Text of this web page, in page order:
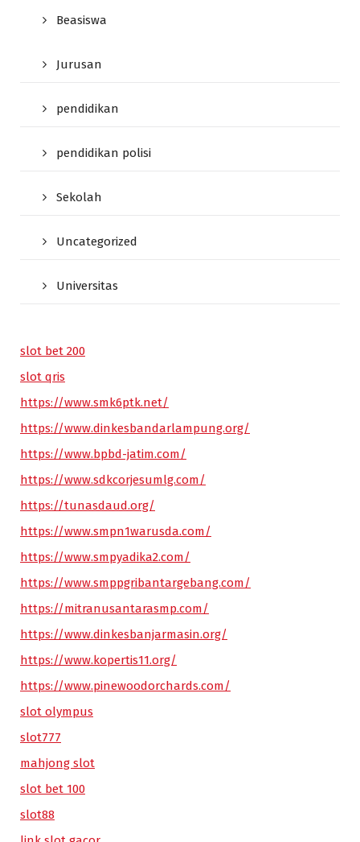
Beasiswa
Jurusan
pendidikan
pendidikan polisi
Sekolah
Uncategorized
Universitas
slot bet 200
slot qris
https://www.smk6ptk.net/
https://www.dinkesbandarlampung.org/
https://www.bpbd-jatim.com/
https://www.sdkcorjesumlg.com/
https://tunasdaud.org/
https://www.smpn1warusda.com/
https://www.smpyadika2.com/
https://www.smppgribantargebang.com/
https://mitranusantarasmp.com/
https://www.dinkesbanjarmasin.org/
https://www.kopertis11.org/
https://www.pinewoodorchards.com/
slot olympus
slot777
mahjong slot
slot bet 100
slot88